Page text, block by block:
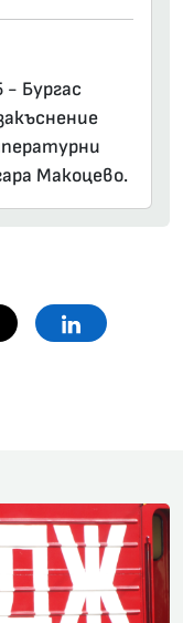
- Бургас
Макоцево.
Linkedin